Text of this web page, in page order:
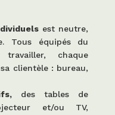
est neutre,
Tous équipés du
chaque
clientèle : bureau,
des tables de
et/ou TV,